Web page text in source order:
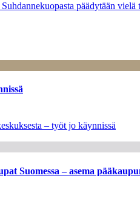
päädytään vielä
– työt jo käynnissä
Suomessa – asema